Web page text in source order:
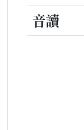
音讀